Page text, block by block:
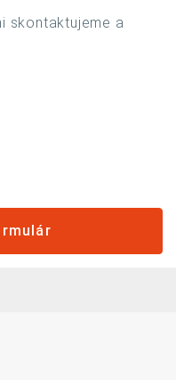
skontaktujeme a